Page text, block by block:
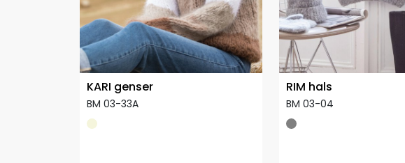
KARI genser
BM 03-33A
RIM hals
BM 03-04